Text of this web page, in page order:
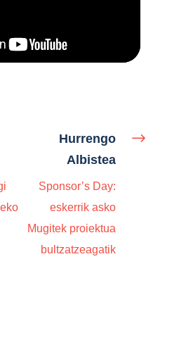
Hurrengo
Albistea
Sponsor’s Day:
eskerrik asko
Mugitek proiektua
bultzatzeagatik